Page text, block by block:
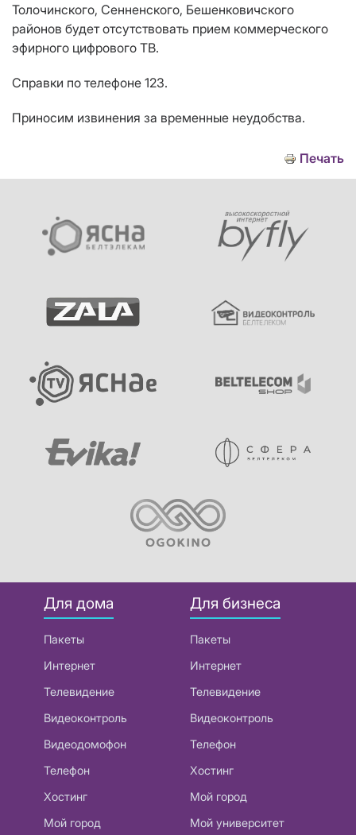
Толочинского, Сенненского, Бешенковичского
районов будет отсутствовать прием коммерческого
эфирного цифрового ТВ.
Справки по телефоне 123.
Приносим извинения за временные неудобства.
Печать
Для дома
Пакеты
Интернет
Телевидение
Видеоконтроль
Видеодомофон
Телефон
Хостинг
Мой город
Для бизнеса
Пакеты
Интернет
Телевидение
Видеоконтроль
Телефон
Хостинг
Мой город
Мой университет